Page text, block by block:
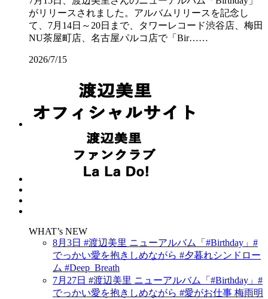
がリリースされました。アルバムリリースを記念し
て、7月14日～20日まで、タワーレコード渋谷店、梅田
NU茶屋町店、名古屋パルコ店で「Bir……
2026/7/15
WHAT’s NEW
8月3日 #渡辺美里 ニューアルバム「#Birthday」#
でっかい愛を抱きしめながら #夕暮れシンドロー
ム #Deep_Breath
7月27日 #渡辺美里 ニューアルバム「#Birthday」#
でっかい愛を抱きしめながら #愛がお仕事 梅雨明